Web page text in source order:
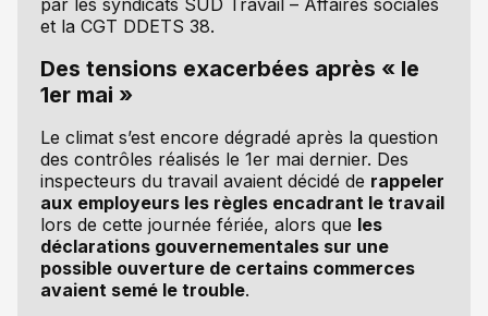
par les syndicats SUD Travail – Affaires sociales
et la CGT DDETS 38.
Des tensions exacerbées après « le
1er mai »
Le climat s’est encore dégradé après la question
des contrôles réalisés le 1er mai dernier. Des
inspecteurs du travail avaient décidé de rappeler
aux employeurs les règles encadrant le travail
lors de cette journée fériée, alors que les
déclarations gouvernementales sur une
possible ouverture de certains commerces
avaient semé le trouble.